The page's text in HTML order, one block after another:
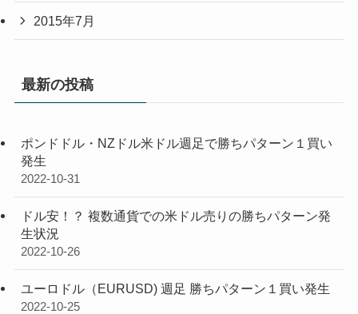
2015年7月
最新の投稿
ポンドドル・NZドル米ドル週足で勝ちパターン１買い
発生
2022-10-31
ドル安！？ 複数通貨での米ドル売りの勝ちパターン発
生状況
2022-10-26
ユーロドル（EURUSD) 週足 勝ちパターン１買い発生
2022-10-25